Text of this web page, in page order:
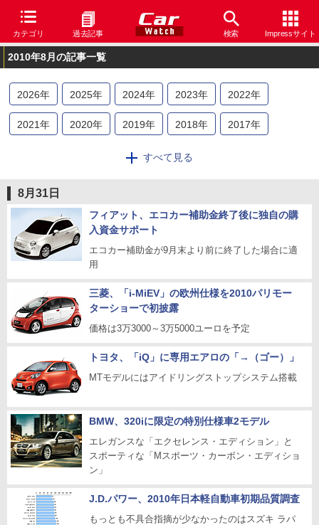
カテゴリ 過去記事 検索 Impressサイト
2010年8月の記事一覧
2026年 2025年 2024年 2023年 2022年
2021年 2020年 2019年 2018年 2017年
2014年 2013
すべて見る
8月31日
フィアット、エコカー補助金終了後に独自の購
入資金サポート
エコカー補助金が9月末より前に終了した場合に適
用
三菱、「i-MiEV」の欧州仕様を2010パリモー
ターショーで初披露
価格は3万3000～3万5000ユーロを予定
トヨタ、「iQ」に専用エアロの「→（ゴー）」
MTモデルにはアイドリングストップシステム搭載
BMW、320iに限定の特別仕様車2モデル
エレガンスな「エクセレンス・エディション」と
スポーティな「Mスポーツ・カーボン・エディショ
ン」
J.D.パワー、2010年日本軽自動車初期品質調査
もっとも不具合指摘が少なかったのはスズキ ラパ